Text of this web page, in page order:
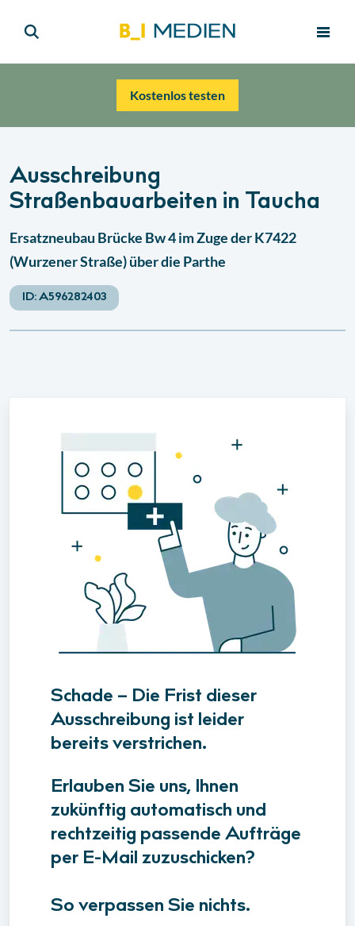
Kostenlos testen
Ausschreibung
Straßenbauarbeiten in Taucha
Ersatzneubau Brücke Bw 4 im Zuge der K7422
(Wurzener Straße) über die Parthe
ID:A596282403
Schade – Die Frist dieser
Ausschreibung ist leider
bereits verstrichen.
Erlauben Sie uns, Ihnen
zukünftig automatisch und
rechtzeitig passende Aufträge
per E-Mail zuzuschicken?
So verpassen Sie nichts.